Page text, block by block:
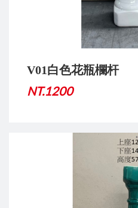
V01白色花瓶欄杆
NT.1200